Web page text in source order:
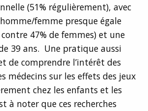
(51% régulièrement), avec
femme presque égale
contre 47% de femmes) et une
39 ans. Une pratique aussi
de comprendre l’intérêt des
médecins sur les effets des jeux
chez les enfants et les
à noter que ces recherches